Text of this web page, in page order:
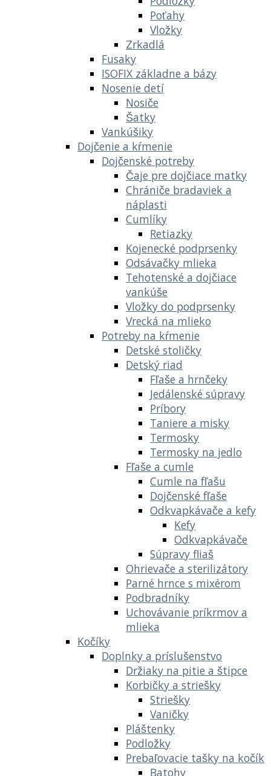
Poťahy
Vložky
Zrkadlá
Fusaky
ISOFIX základne a bázy
Nosenie detí
Nosiče
Šatky
Vankúšiky
Dojčenie a kŕmenie
Dojčenské potreby
Čaje pre dojčiace matky
Chrániče bradaviek a
náplasti
Cumlíky
Retiazky
Kojenecké podprsenky
Odsávačky mlieka
Tehotenské a dojčiace
vankúše
Vložky do podprsenky
Vrecká na mlieko
Potreby na kŕmenie
Detské stoličky
Detský riad
Fľaše a hrnčeky
Jedálenské súpravy
Príbory
Taniere a misky
Termosky
Termosky na jedlo
Fľaše a cumle
Cumle na fľašu
Dojčenské fľaše
Odkvapkávače a kefy
Kefy
Odkvapkávače
Súpravy fliaš
Ohrievače a sterilizátory
Parné hrnce s mixérom
Podbradníky
Uchovávanie príkrmov a
mlieka
Kočíky
Doplnky a príslušenstvo
Držiaky na pitie a štipce
Korbičky a striešky
Striešky
Vaničky
Pláštenky
Podložky
Prebaľovacie tašky na kočík
Batohy